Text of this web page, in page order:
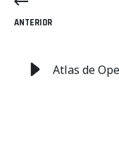
ANTERIOR